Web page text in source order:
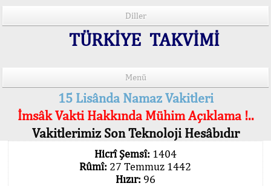
Diller
TÜRKİYE TAKVİMİ
Menü
15 Lisânda Namaz Vakitleri
İmsâk Vakti Hakkında Mühim Açıklama !..
Vakitlerimiz Son Teknoloji Hesâbıdır
Hicrî Şemsî: 1404
Rûmî: 27 Temmuz 1442
Hızır: 96